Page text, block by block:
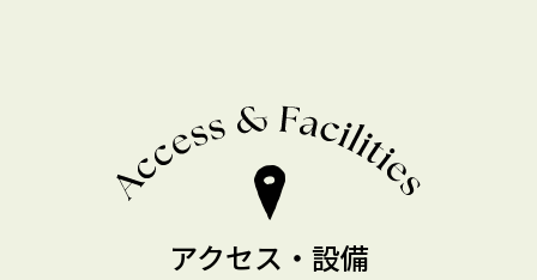
アクセス・設備